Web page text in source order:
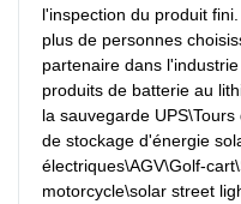
l'inspection du produit
plus de personnes
partenaire dans
produits de batterie au
la sauvegarde
de stockage d'énergie
électriques\AGV\Golf-
motorcycle\solar street